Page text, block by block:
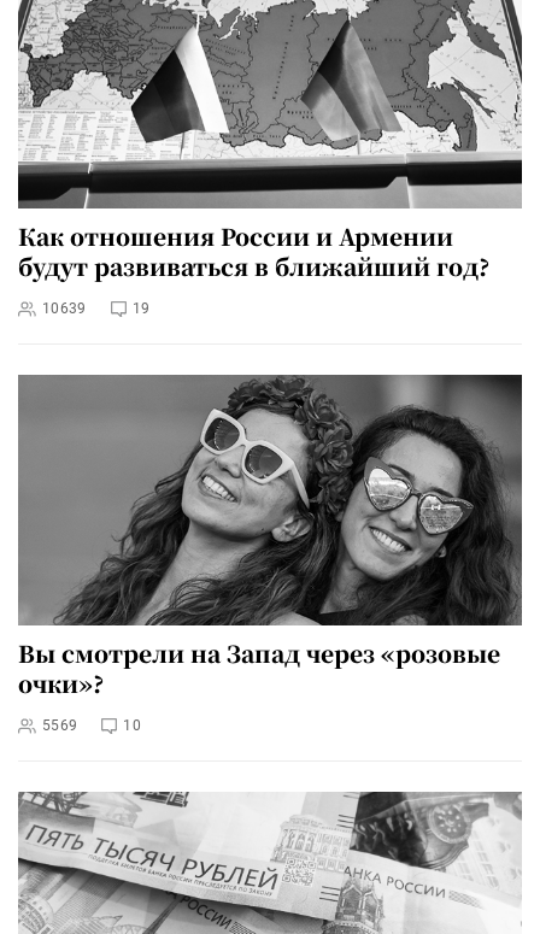
Как отношения России и Армении
будут развиваться в ближайший год?
10639 19
Вы смотрели на Запад через «розовые
очки»?
5569 10